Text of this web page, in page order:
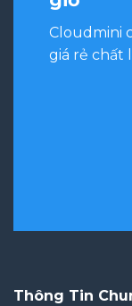
Cloudmini
giá rẻ chất
Thông Tin